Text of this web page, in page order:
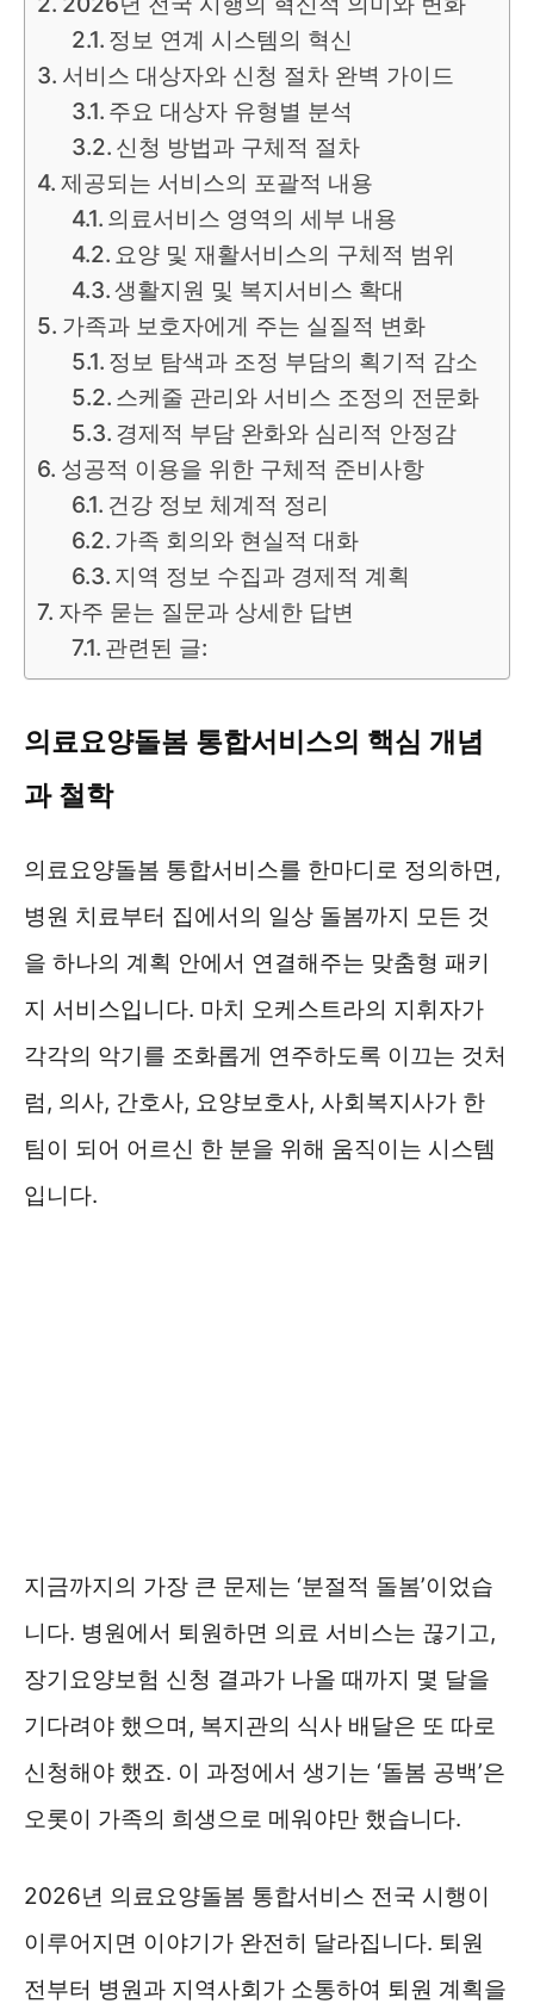
정보 연계 시스템의 혁신
서비스 대상자와 신청 절차 완벽 가이드
주요 대상자 유형별 분석
신청 방법과 구체적 절차
제공되는 서비스의 포괄적 내용
의료서비스 영역의 세부 내용
요양 및 재활서비스의 구체적 범위
생활지원 및 복지서비스 확대
가족과 보호자에게 주는 실질적 변화
정보 탐색과 조정 부담의 획기적 감소
스케줄 관리와 서비스 조정의 전문화
경제적 부담 완화와 심리적 안정감
성공적 이용을 위한 구체적 준비사항
건강 정보 체계적 정리
가족 회의와 현실적 대화
지역 정보 수집과 경제적 계획
자주 묻는 질문과 상세한 답변
관련된 글:
의료요양돌봄 통합서비스의 핵심 개념
과 철학
의료요양돌봄 통합서비스를 한마디로 정의하면,
병원 치료부터 집에서의 일상 돌봄까지 모든 것
을 하나의 계획 안에서 연결해주는 맞춤형 패키
지 서비스입니다. 마치 오케스트라의 지휘자가
각각의 악기를 조화롭게 연주하도록 이끄는 것처
럼, 의사, 간호사, 요양보호사, 사회복지사가 한
팀이 되어 어르신 한 분을 위해 움직이는 시스템
입니다.
지금까지의 가장 큰 문제는 ‘분절적 돌봄’이었습
니다. 병원에서 퇴원하면 의료 서비스는 끊기고,
장기요양보험 신청 결과가 나올 때까지 몇 달을
기다려야 했으며, 복지관의 식사 배달은 또 따로
신청해야 했죠. 이 과정에서 생기는 ‘돌봄 공백’은
오롯이 가족의 희생으로 메워야만 했습니다.
2026년 의료요양돌봄 통합서비스 전국 시행이
이루어지면 이야기가 완전히 달라집니다. 퇴원
전부터 병원과 지역사회가 소통하여 퇴원 계획을